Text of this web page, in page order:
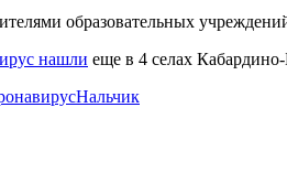
образовательных
нашли еще в 4 селах
Нальчик